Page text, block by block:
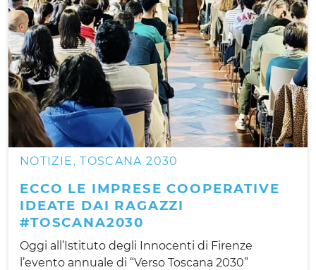
NOTIZIE,TOSCANA 2030
ECCO LE IMPRESE COOPERATIVE
IDEATE DAI RAGAZZI
#TOSCANA2030
Oggi all’Istituto degli Innocenti di Firenze
l’evento annuale di “Verso Toscana 2030”